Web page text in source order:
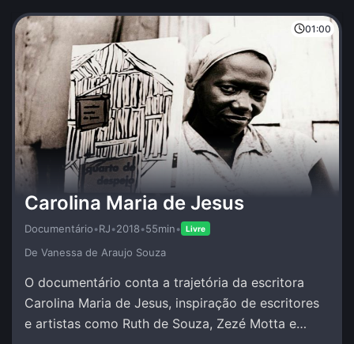
01:00
Carolina Maria de Jesus
Documentário•RJ•2018•55min• Livre
De Vanessa de Araujo Souza
O documentário conta a trajetória da escritora
Carolina Maria de Jesus, inspiração de escritores
e artistas como Ruth de Souza, Zezé Motta e